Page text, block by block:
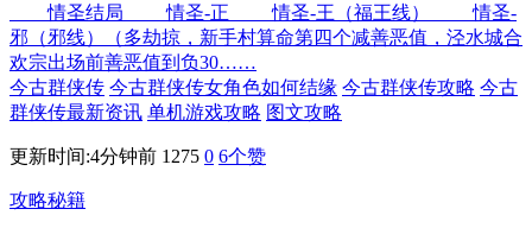
情圣结局 情圣-正 情圣-王（福王线） 情圣-
邪（邪线）（多劫掠，新手村算命第四个减善恶值，泾水城合
欢宗出场前善恶值到负30……
今古群侠传 今古群侠传女角色如何结缘 今古群侠传攻略 今古
群侠传最新资讯 单机游戏攻略 图文攻略
更新时间:4分钟前 1275 0 6个赞
攻略秘籍